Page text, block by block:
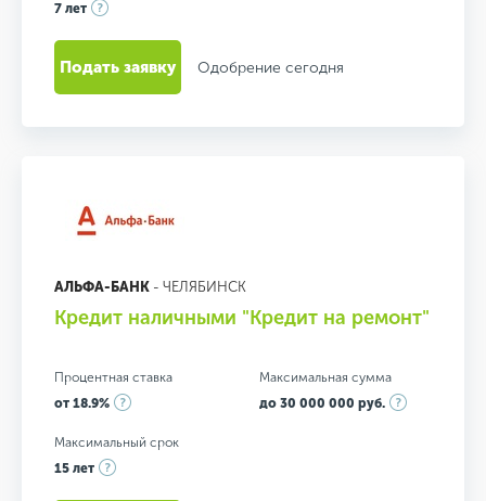
7 лет
Подать заявку Одобрение сегодня
АЛЬФА-БАНК - ЧЕЛЯБИНСК
Кредит наличными "Кредит на ремонт"
Процентная ставка
от 18.9%
Максимальная сумма
до 30 000 000 руб.
Максимальный срок
15 лет